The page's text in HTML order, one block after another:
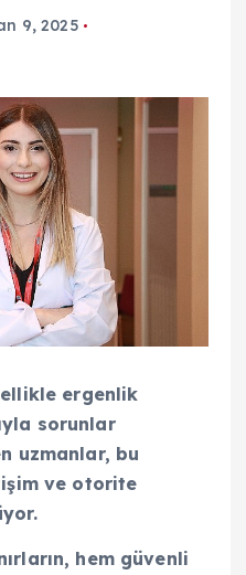
9, 2025
ergenlik
sorunlar
uzmanlar, bu
ve otorite
hem güvenli